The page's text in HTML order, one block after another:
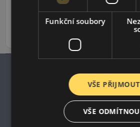
Impresum
Zásady ochrany
Nákupní
Funkční soubory
VŠE PŘIJMOUT
VŠE